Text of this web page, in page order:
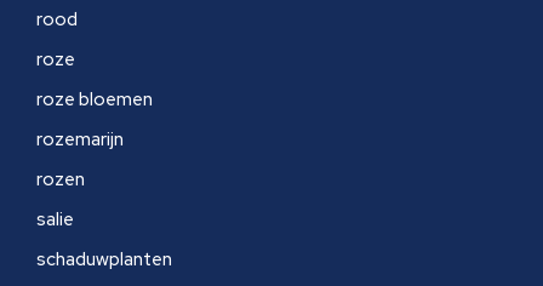
rood
roze
roze bloemen
rozemarijn
rozen
salie
schaduwplanten